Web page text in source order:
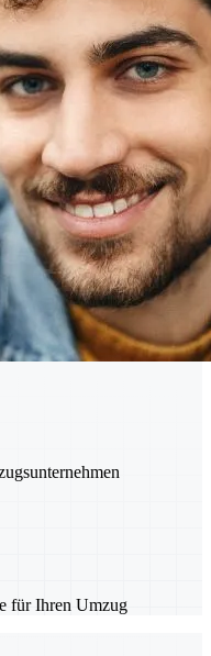
für Ihren Umzug